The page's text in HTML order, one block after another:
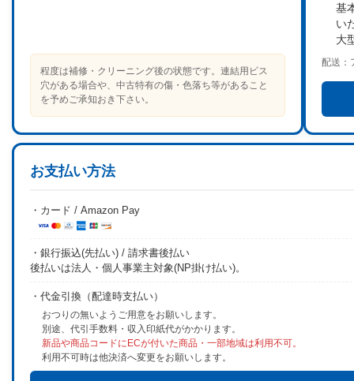
程度は補修・クリーニング後の状態です。連結用ビス
穴がある場合や、中古特有の傷・色落ち等があること
を予めご承知おき下さい。
基
い
大
配送：
お支払い方法
・カード / Amazon Pay
・銀行振込(先払い) / 請求書後払い
後払いは法人・個人事業主対象(NP掛け払い)。
・代金引換（配達時支払い）
おつりの無いようご用意をお願いします。
別途、代引手数料・収入印紙代がかかります。
新品や商品コードにECが付いた商品・一部地域は利用不可。
利用不可時は他決済へ変更をお願いします。